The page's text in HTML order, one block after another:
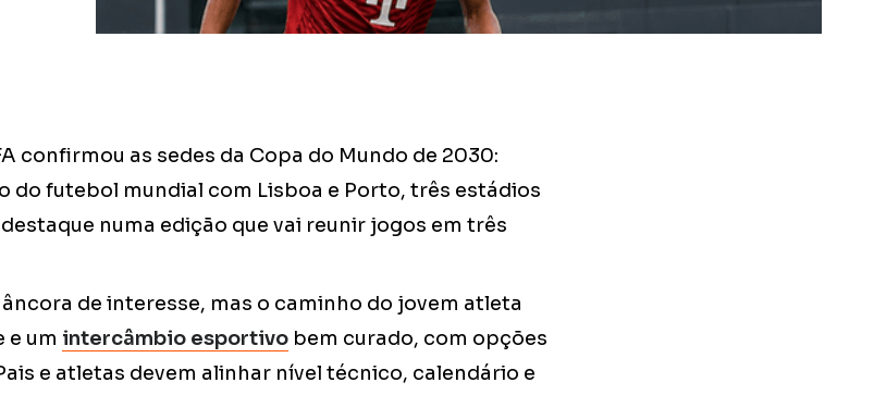
confirmou as sedes da Copa do Mundo de 2030:
do futebol mundial com Lisboa e Porto, três estádios
numa edição que vai reunir jogos em três
de interesse, mas o caminho do jovem atleta
e um intercâmbio esportivo bem curado, com opções
e atletas devem alinhar nível técnico, calendário e